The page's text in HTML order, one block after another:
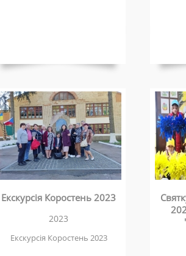
Екскурсія Коростень 2023
2023
Екскурсія Коростень 2023